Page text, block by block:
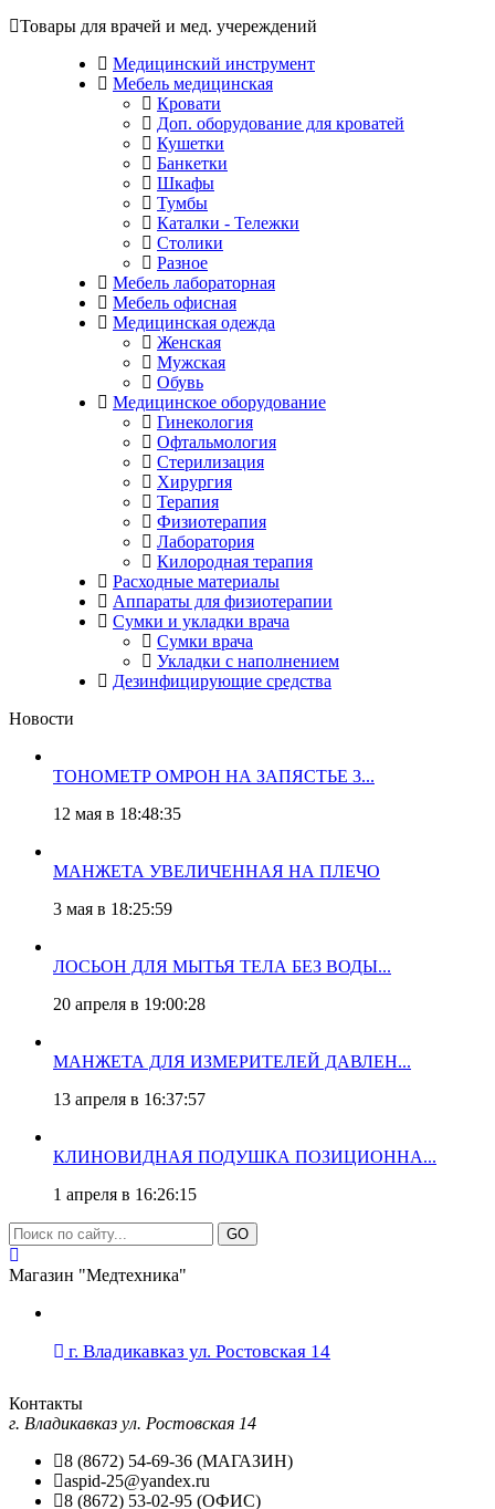
Товары для врачей и мед. учереждений
Медицинский инструмент
Мебель медицинская
Кровати
Доп. оборудование для кроватей
Кушетки
Банкетки
Шкафы
Тумбы
Каталки - Тележки
Столики
Разное
Мебель лабораторная
Мебель офисная
Медицинская одежда
Женская
Мужская
Обувь
Медицинское оборудование
Гинекология
Офтальмология
Стерилизация
Хирургия
Терапия
Физиотерапия
Лаборатория
Килородная терапия
Расходные материалы
Аппараты для физиотерапии
Сумки и укладки врача
Сумки врача
Укладки с наполнением
Дезинфицирующие средства
Новости
ТОНОМЕТР ОМРОН НА ЗАПЯСТЬЕ 3...
12 мая в 18:48:35
МАНЖЕТА УВЕЛИЧЕННАЯ НА ПЛЕЧО
3 мая в 18:25:59
ЛОСЬОН ДЛЯ МЫТЬЯ ТЕЛА БЕЗ ВОДЫ...
20 апреля в 19:00:28
МАНЖЕТА ДЛЯ ИЗМЕРИТЕЛЕЙ ДАВЛЕН...
13 апреля в 16:37:57
КЛИНОВИДНАЯ ПОДУШКА ПОЗИЦИОННА...
1 апреля в 16:26:15
GO
Магазин "Медтехника"
г. Владикавказ ул. Ростовская 14
Контакты
г. Владикавказ ул. Ростовская 14
8 (8672) 54-69-36 (МАГАЗИН)
aspid-25@yandex.ru
8 (8672) 53-02-95 (ОФИС)